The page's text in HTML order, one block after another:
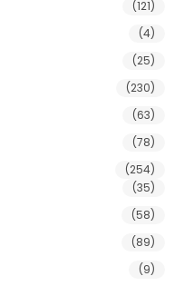
(121)
(4)
(25)
(230)
(63)
(78)
(254)
(35)
(58)
(89)
(9)